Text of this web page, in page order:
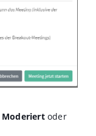
Moderiert oder